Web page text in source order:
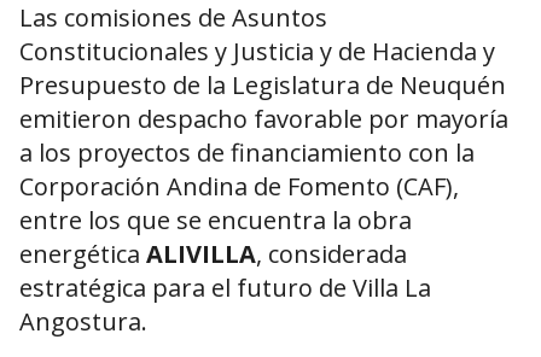
Las comisiones de Asuntos
Constitucionales y Justicia y de Hacienda y
Presupuesto de la Legislatura de Neuquén
emitieron despacho favorable por mayoría
a los proyectos de financiamiento con la
Corporación Andina de Fomento (CAF),
entre los que se encuentra la obra
energética ALIVILLA, considerada
estratégica para el futuro de Villa La
Angostura.